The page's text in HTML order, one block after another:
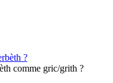
?
comme gric/grith ?